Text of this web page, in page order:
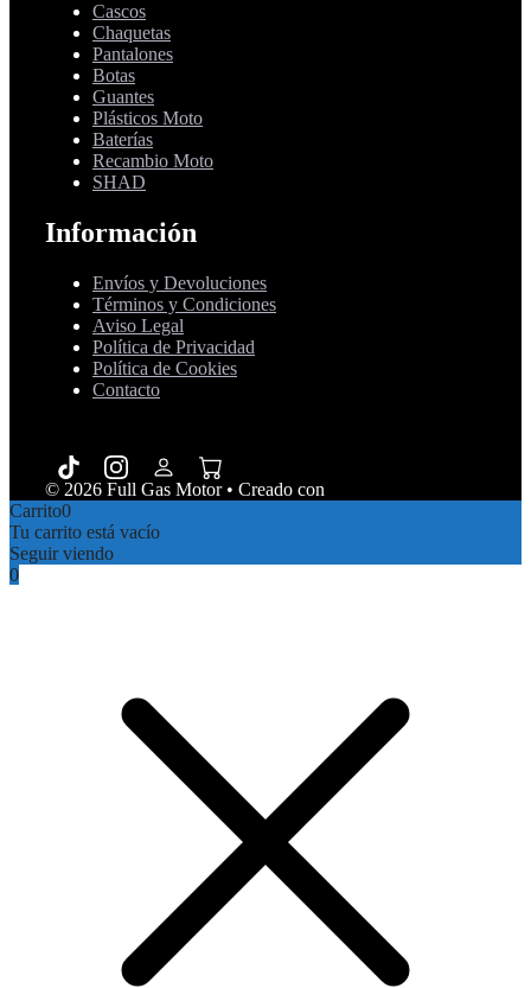
Cascos
Chaquetas
Pantalones
Botas
Guantes
Plásticos Moto
Baterías
Recambio Moto
SHAD
Información
Envíos y Devoluciones
Términos y Condiciones
Aviso Legal
Política de Privacidad
Política de Cookies
Contacto
© 2026 Full Gas Motor• Creado con
Carrito0
Tu carrito está vacío
Seguir viendo
0